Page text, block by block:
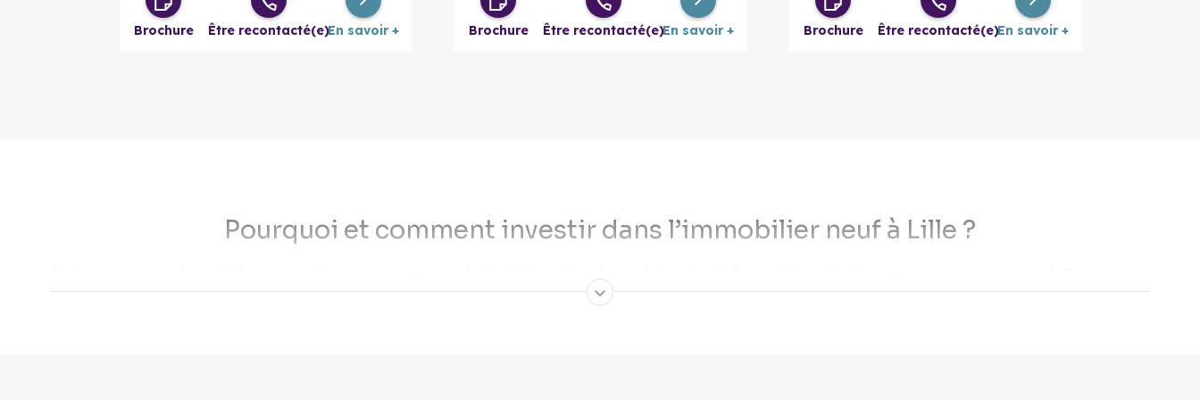
pièces
à partir de 280 800 €
Brochure Être recontacté(e)En savoir + Brochure Être recontacté(e)En savoir + Brochure Être recontacté(e)En savoir +
Pourquoi et comment investir dans l’immobilier neuf à Lille ?
36 % de sa population qui a moins de 25 ans. Lille est donc uneville étudianteavec un très fort potentiel locatif qui enregistre une croissance démographique constante depuis
plusieurs années. Son marché immobilier dynamique recèle d’opportunités rentables pour les investisseurs. Son cadre de vie agréable à proximité de la frontière belge attire aussi les